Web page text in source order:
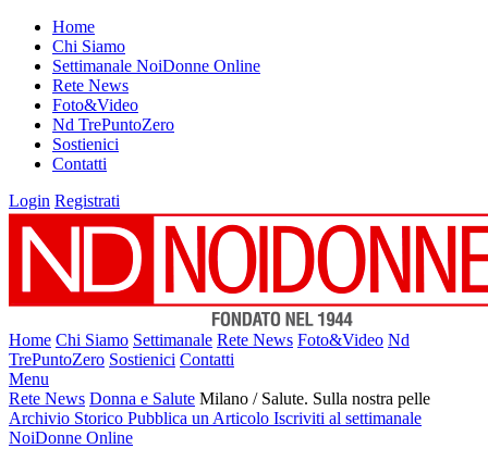
Home
Chi Siamo
Settimanale NoiDonne Online
Rete News
Foto&Video
Nd TrePuntoZero
Sostienici
Contatti
Login Registrati
Home Chi Siamo Settimanale Rete News Foto&Video Nd
TrePuntoZero Sostienici Contatti
Menu
Rete News Donna e Salute Milano / Salute. Sulla nostra pelle
Archivio Storico Pubblica un Articolo Iscriviti al settimanale
NoiDonne Online